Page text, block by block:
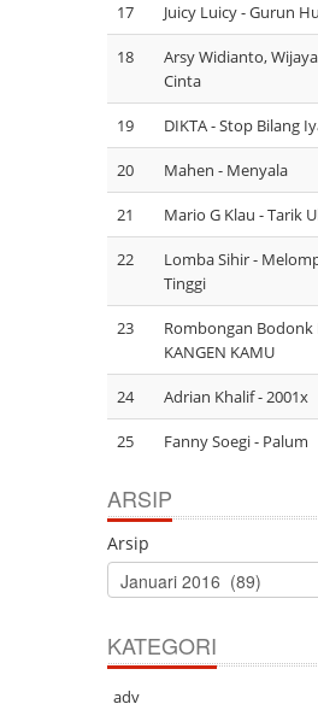
17 Juicy Luicy - Gurun
18
Arsy Widianto,
Cinta
19 DIKTA - Stop Bilang
20 Mahen - Menyala
21 Mario G Klau - Tarik
22
Lomba Sihir -
Tinggi
23
Rombongan Bodonk
KANGEN KAMU
24 Adrian Khalif - 2001x
25 Fanny Soegi - Palum
ARSIP
Arsip
KATEGORI
adv